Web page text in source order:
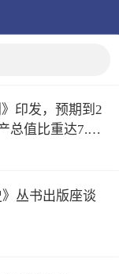
印发，预期到2
总值比重达7.5
丛书出版座谈